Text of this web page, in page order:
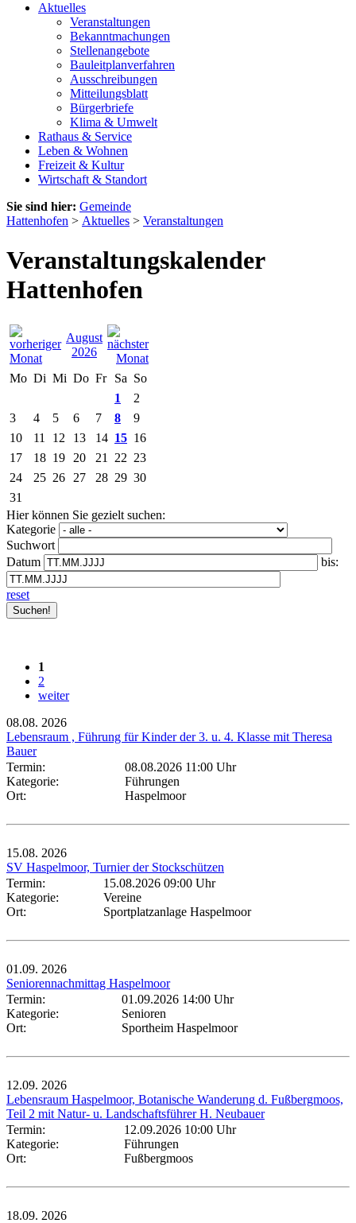
Aktuelles
Veranstaltungen
Bekanntmachungen
Stellenangebote
Bauleitplanverfahren
Ausschreibungen
Mitteilungsblatt
Bürgerbriefe
Klima & Umwelt
Rathaus & Service
Leben & Wohnen
Freizeit & Kultur
Wirtschaft & Standort
Sie sind hier: Gemeinde
Hattenhofen > Aktuelles > Veranstaltungen
Veranstaltungskalender
Hattenhofen
August
2026
Mo Di Mi Do Fr Sa So
1
2
3
4 5 6 7 8
9
10
11 12 13 14 15 16
17
18 19 20 21 22 23
24
25 26 27 28 29 30
31
Hier können Sie gezielt suchen:
Kategorie
Suchwort
Datum
bis:
reset
1
2
weiter
08.08. 2026
Lebensraum , Führung für Kinder der 3. u. 4. Klasse mit Theresa
Bauer
Termin:
08.08.2026 11:00 Uhr
Kategorie:
Führungen
Ort:
Haspelmoor
15.08. 2026
SV Haspelmoor, Turnier der Stockschützen
Termin:
15.08.2026 09:00 Uhr
Kategorie:
Vereine
Ort:
Sportplatzanlage Haspelmoor
01.09. 2026
Seniorennachmittag Haspelmoor
Termin:
01.09.2026 14:00 Uhr
Kategorie:
Senioren
Ort:
Sportheim Haspelmoor
12.09. 2026
Lebensraum Haspelmoor, Botanische Wanderung d. Fußbergmoos,
Teil 2 mit Natur- u. Landschaftsführer H. Neubauer
Termin:
12.09.2026 10:00 Uhr
Kategorie:
Führungen
Ort:
Fußbergmoos
18.09. 2026